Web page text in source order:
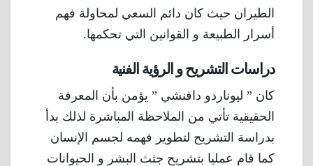
الطيران حيث كان دائم السعي لمحاولة فهم
أسرار الطبيعة و القوانين التي تحكمها.
دراسات التشريح و الرؤية الفنية
كان ” ليوناردو دافنشي ” يؤمن بأن المعرفة
الحقيقية تأتي من الملاحظة المباشرة لذلك بدأ
بدراسة التشريح لتطوير فهمه لجسم الإنسان
كما قام عمليا بتشريح جثث البشر و الحيوانات